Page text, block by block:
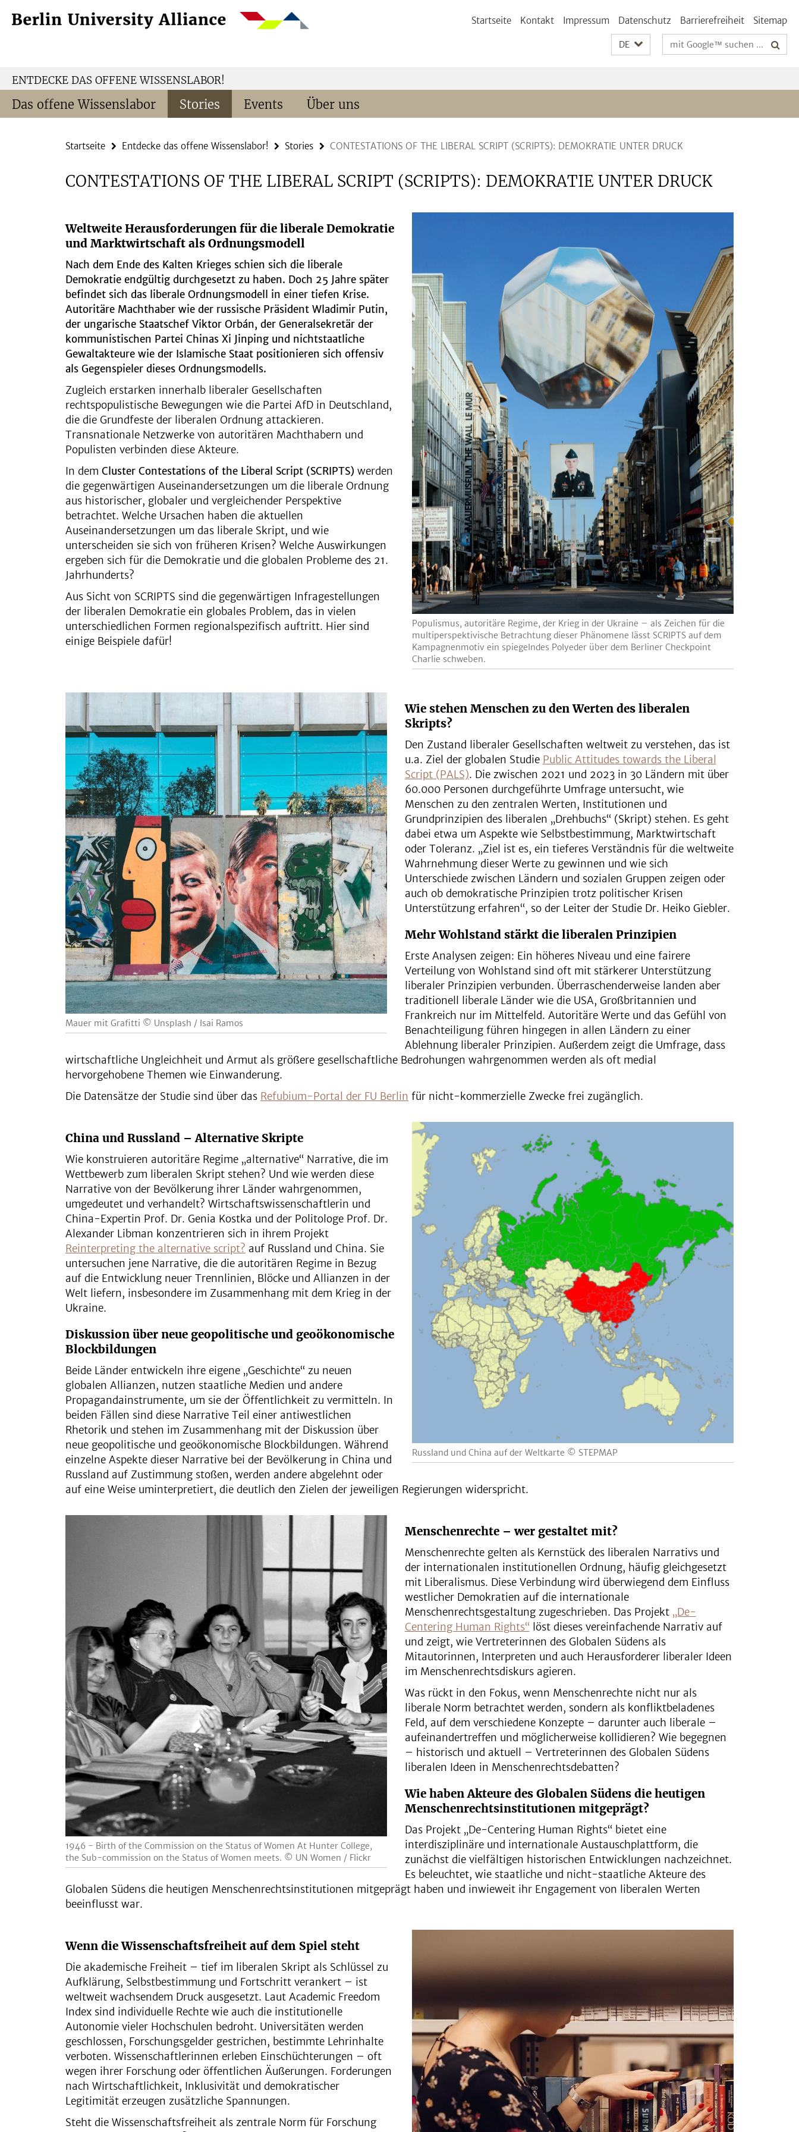
direkt
Service-
Startseite Kontakt Impressum Datenschutz Barrierefreiheit Sitemap
DE Suchbegriffe
ENTDECKE DAS OFFENE WISSENSLABOR!
Das offene Wissenslabor Stories Events Über uns
Startseite Entdecke das offene Wissenslabor! Stories CONTESTATIONS OF THE LIBERAL SCRIPT (SCRIPTS): DEMOKRATIE UNTER DRUCK
CONTESTATIONS OF THE LIBERAL SCRIPT (SCRIPTS): DEMOKRATIE UNTER DRUCK
Populismus, autoritäre Regime, der Krieg in der Ukraine – als Zeichen für die
multiperspektivische Betrachtung dieser Phänomene lässt SCRIPTS auf dem
Kampagnenmotiv ein spiegelndes Polyeder über dem Berliner Checkpoint
Charlie schweben.
Weltweite Herausforderungen für die liberale Demokratie
und Marktwirtschaft als Ordnungsmodell
Nach dem Ende des Kalten Krieges schien sich die liberale
Demokratie endgültig durchgesetzt zu haben. Doch 25 Jahre später
befindet sich das liberale Ordnungsmodell in einer tiefen Krise.
Autoritäre Machthaber wie der russische Präsident Wladimir Putin,
der ungarische Staatschef Viktor Orbán, der Generalsekretär der
kommunistischen Partei Chinas Xi Jinping und nichtstaatliche
Gewaltakteure wie der Islamische Staat positionieren sich offensiv
als Gegenspieler dieses Ordnungsmodells.
Zugleich erstarken innerhalb liberaler Gesellschaften
rechtspopulistische Bewegungen wie die Partei AfD in Deutschland,
die die Grundfeste der liberalen Ordnung attackieren.
Transnationale Netzwerke von autoritären Machthabern und
Populisten verbinden diese Akteure.
In dem Cluster Contestations of the Liberal Script (SCRIPTS) werden
die gegenwärtigen Auseinandersetzungen um die liberale Ordnung
aus historischer, globaler und vergleichender Perspektive
betrachtet. Welche Ursachen haben die aktuellen
Auseinandersetzungen um das liberale Skript, und wie
unterscheiden sie sich von früheren Krisen? Welche Auswirkungen
ergeben sich für die Demokratie und die globalen Probleme des 21.
Jahrhunderts?
Aus Sicht von SCRIPTS sind die gegenwärtigen Infragestellungen
der liberalen Demokratie ein globales Problem, das in vielen
unterschiedlichen Formen regionalspezifisch auftritt. Hier sind
einige Beispiele dafür!
Mauer mit Grafitti © Unsplash / Isai Ramos
Wie stehen Menschen zu den Werten des liberalen
Skripts?
Den Zustand liberaler Gesellschaften weltweit zu verstehen, das ist
u.a. Ziel der globalen Studie Public Attitudes towards the Liberal
Script (PALS). Die zwischen 2021 und 2023 in 30 Ländern mit über
60.000 Personen durchgeführte Umfrage untersucht, wie
Menschen zu den zentralen Werten, Institutionen und
Grundprinzipien des liberalen „Drehbuchs“ (Skript) stehen. Es geht
dabei etwa um Aspekte wie Selbstbestimmung, Marktwirtschaft
oder Toleranz. „Ziel ist es, ein tieferes Verständnis für die weltweite
Wahrnehmung dieser Werte zu gewinnen und wie sich
Unterschiede zwischen Ländern und sozialen Gruppen zeigen oder
auch ob demokratische Prinzipien trotz politischer Krisen
Unterstützung erfahren“, so der Leiter der Studie Dr. Heiko Giebler.
Mehr Wohlstand stärkt die liberalen Prinzipien
Erste Analysen zeigen: Ein höheres Niveau und eine fairere
Verteilung von Wohlstand sind oft mit stärkerer Unterstützung
liberaler Prinzipien verbunden. Überraschenderweise landen aber
traditionell liberale Länder wie die USA, Großbritannien und
Frankreich nur im Mittelfeld. Autoritäre Werte und das Gefühl von
Benachteiligung führen hingegen in allen Ländern zu einer
Ablehnung liberaler Prinzipien. Außerdem zeigt die Umfrage, dass
wirtschaftliche Ungleichheit und Armut als größere gesellschaftliche Bedrohungen wahrgenommen werden als oft medial
hervorgehobene Themen wie Einwanderung.
Die Datensätze der Studie sind über das Refubium-Portal der FU Berlin für nicht-kommerzielle Zwecke frei zugänglich.
Russland und China auf der Weltkarte © STEPMAP
China und Russland – Alternative Skripte
Wie konstruieren autoritäre Regime „alternative“ Narrative, die im
Wettbewerb zum liberalen Skript stehen? Und wie werden diese
Narrative von der Bevölkerung ihrer Länder wahrgenommen,
umgedeutet und verhandelt? Wirtschaftswissenschaftlerin und
China-Expertin Prof. Dr. Genia Kostka und der Politologe Prof. Dr.
Alexander Libman konzentrieren sich in ihrem Projekt
Reinterpreting the alternative script? auf Russland und China. Sie
untersuchen jene Narrative, die die autoritären Regime in Bezug
auf die Entwicklung neuer Trennlinien, Blöcke und Allianzen in der
Welt liefern, insbesondere im Zusammenhang mit dem Krieg in der
Ukraine.
Diskussion über neue geopolitische und geoökonomische
Blockbildungen
Beide Länder entwickeln ihre eigene „Geschichte“ zu neuen
globalen Allianzen, nutzen staatliche Medien und andere
Propagandainstrumente, um sie der Öffentlichkeit zu vermitteln. In
beiden Fällen sind diese Narrative Teil einer antiwestlichen
Rhetorik und stehen im Zusammenhang mit der Diskussion über
neue geopolitische und geoökonomische Blockbildungen. Während
einzelne Aspekte dieser Narrative bei der Bevölkerung in China und
Russland auf Zustimmung stoßen, werden andere abgelehnt oder
auf eine Weise uminterpretiert, die deutlich den Zielen der jeweiligen Regierungen widerspricht.
1946 - Birth of the Commission on the Status of Women At Hunter College,
the Sub-commission on the Status of Women meets. © UN Women / Flickr
Menschenrechte – wer gestaltet mit?
Menschenrechte gelten als Kernstück des liberalen Narrativs und
der internationalen institutionellen Ordnung, häufig gleichgesetzt
mit Liberalismus. Diese Verbindung wird überwiegend dem Einfluss
westlicher Demokratien auf die internationale
Menschenrechtsgestaltung zugeschrieben. Das Projekt „De-
Centering Human Rights“ löst dieses vereinfachende Narrativ auf
und zeigt, wie Vertreterinnen des Globalen Südens als
Mitautorinnen, Interpreten und auch Herausforderer liberaler Ideen
im Menschenrechtsdiskurs agieren.
Was rückt in den Fokus, wenn Menschenrechte nicht nur als
liberale Norm betrachtet werden, sondern als konfliktbeladenes
Feld, auf dem verschiedene Konzepte – darunter auch liberale –
aufeinandertreffen und möglicherweise kollidieren? Wie begegnen
– historisch und aktuell – Vertreterinnen des Globalen Südens
liberalen Ideen in Menschenrechtsdebatten?
Wie haben Akteure des Globalen Südens die heutigen
Menschenrechtsinstitutionen mitgeprägt?
Das Projekt „De-Centering Human Rights“ bietet eine
interdisziplinäre und internationale Austauschplattform, die
zunächst die vielfältigen historischen Entwicklungen nachzeichnet.
Es beleuchtet, wie staatliche und nicht-staatliche Akteure des
Globalen Südens die heutigen Menschenrechtsinstitutionen mitgeprägt haben und inwieweit ihr Engagement von liberalen Werten
beeinflusst war.
Wenn die Wissenschaftsfreiheit auf dem Spiel steht
Die akademische Freiheit – tief im liberalen Skript als Schlüssel zu
Aufklärung, Selbstbestimmung und Fortschritt verankert – ist
weltweit wachsendem Druck ausgesetzt. Laut Academic Freedom
Index sind individuelle Rechte wie auch die institutionelle
Autonomie vieler Hochschulen bedroht. Universitäten werden
geschlossen, Forschungsgelder gestrichen, bestimmte Lehrinhalte
verboten. Wissenschaftlerinnen erleben Einschüchterungen – oft
wegen ihrer Forschung oder öffentlichen Äußerungen. Forderungen
nach Wirtschaftlichkeit, Inklusivität und demokratischer
Legitimität erzeugen zusätzliche Spannungen.
Steht die Wissenschaftsfreiheit als zentrale Norm für Forschung